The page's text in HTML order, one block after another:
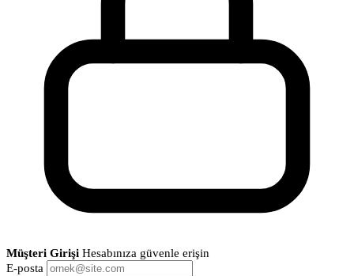
Müşteri Girişi Hesabınıza güvenle erişin
E-posta